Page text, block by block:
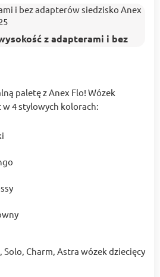
z adapterami i bez
paletę z Anex Flo! Wózek
4 stylowych kolorach: